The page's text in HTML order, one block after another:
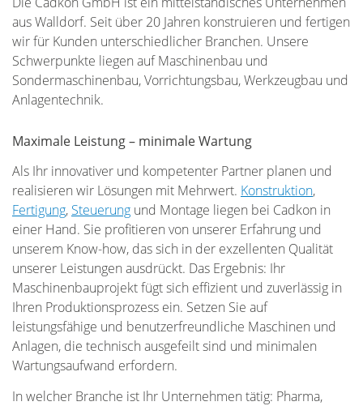
aus Walldorf. Seit über 20 Jahren konstruieren und fertigen
wir für Kunden unterschiedlicher Branchen. Unsere
Schwerpunkte liegen auf Maschinenbau und
Sondermaschinenbau, Vorrichtungsbau, Werkzeugbau und
Anlagentechnik.
Maximale Leistung – minimale Wartung
Als Ihr innovativer und kompetenter Partner planen und
realisieren wir Lösungen mit Mehrwert. Konstruktion,
Fertigung, Steuerung und Montage liegen bei Cadkon in
einer Hand. Sie profitieren von unserer Erfahrung und
unserem Know-how, das sich in der exzellenten Qualität
unserer Leistungen ausdrückt. Das Ergebnis: Ihr
Maschinenbauprojekt fügt sich effizient und zuverlässig in
Ihren Produktionsprozess ein. Setzen Sie auf
leistungsfähige und benutzerfreundliche Maschinen und
Anlagen, die technisch ausgefeilt sind und minimalen
Wartungsaufwand erfordern.
In welcher Branche ist Ihr Unternehmen tätig: Pharma,